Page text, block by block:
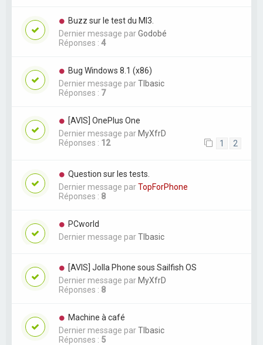
Buzz sur le test du MI3.
Dernier message parGodobé
Réponses : 4
Bug Windows 8.1 (x86)
Dernier message parTIbasic
Réponses : 7
[AVIS] OnePlus One
Dernier message parMyXfrD
Réponses : 12 1 2
Question sur les tests.
Dernier message parTopForPhone
Réponses : 8
PCworld
Dernier message parTIbasic
[AVIS] Jolla Phone sous Sailfish OS
Dernier message parMyXfrD
Réponses : 8
Machine à café
Dernier message parTIbasic
Réponses : 5